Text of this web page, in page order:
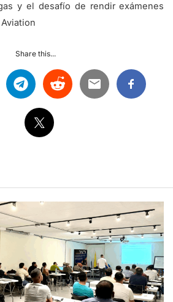
y el desafío de rendir exámenes
Share this...